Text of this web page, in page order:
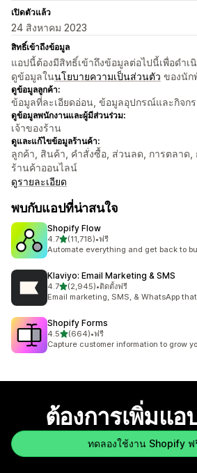
เปิดตัวแล้ว
24 สิงหาคม 2023
สิทธิ์เข้าถึงข้อมูล
แอปนี้ต้องมีสิทธิ์เข้าถึงข้อมูลต่อไปนี้เพื่อดำ
ดูข้อมูลในนโยบายความเป็นส่วนตัว ของนั
ดูข้อมูลลูกค้า:
ข้อมูลที่ละเอียดอ่อน, ข้อมูลอุปกรณ์และกิจก
ดูข้อมูลพนักงานและผู้มีส่วนร่วม:
เจ้าของร้าน
ดูและแก้ไขข้อมูลร้านค้า:
ลูกค้า, สินค้า, คำสั่งซื้อ, ส่วนลด, การตลาด,
ร้านค้าออนไลน์
ดูรายละเอียด
พบกับแอปที่น่าสนใจ
Shopify Flow
4.7เต็ม 5 ดาว
(11,718)
ทั้งหมด 11718 รีวิว
•ฟรี
Automate everything and get back to
Klaviyo: Email Marketing & SMS
4.7เต็ม 5 ดาว
(2,945)
ทั้งหมด 2945 รีวิว
•ติดตั้งฟรี
Email marketing, SMS, & WhatsApp
Shopify Forms
4.5เต็ม 5 ดาว
(664)
ทั้งหมด 664 รีวิว
•ฟรี
Capture customer information to grow
ต้องการเพิ่มแอ
ทดลองใช้งาน Shopify